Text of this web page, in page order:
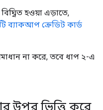
হওয়া এড়াতে,
ব্যাকআপ ক্রেডিট কার্ড
না করে, তবে ধাপ ২-এ
উপর ভিত্তি করে